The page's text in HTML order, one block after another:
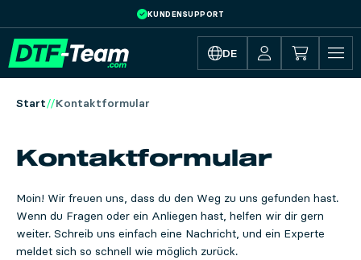
Skip to main content
KUNDENSUPPORT
DE
Start Kontaktformular
Kontakt­formular
Moin! Wir freuen uns, dass du den Weg zu uns gefunden hast.
Wenn du Fragen oder ein Anliegen hast, helfen wir dir gern
weiter. Schreib uns einfach eine Nachricht, und ein Experte
meldet sich so schnell wie möglich zurück.